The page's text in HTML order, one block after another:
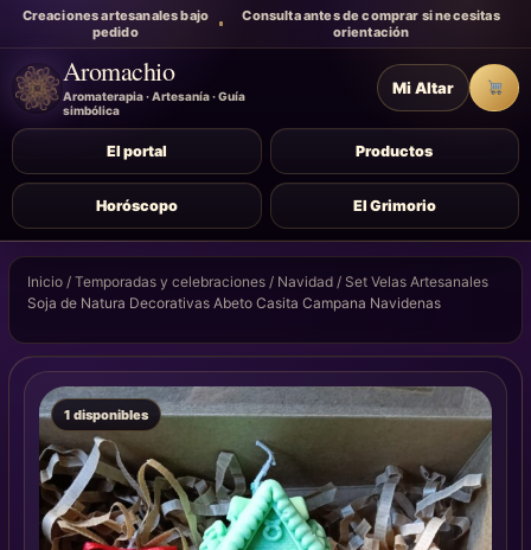
Creaciones artesanales bajo
pedido
Consulta antes de comprar si necesitas
orientación
Aromachio
Aromaterapia · Artesanía · Guía
simbólica
El portal Productos
Horóscopo El Grimorio
Mi Altar
Inicio / Temporadas y celebraciones / Navidad / Set Velas Artesanales
Soja de Natura Decorativas Abeto Casita Campana Navidenas
1 disponibles